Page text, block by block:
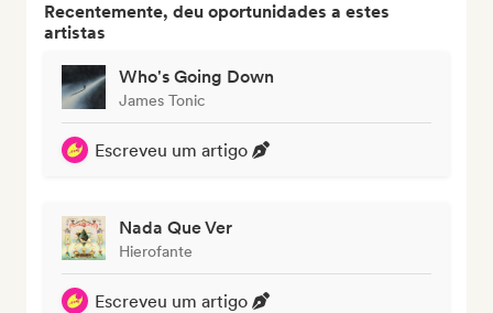
Recentemente, deu oportunidades a estes
artistas
Who's Going Down
James Tonic
Escreveu um artigo
Nada Que Ver
Hierofante
Escreveu um artigo